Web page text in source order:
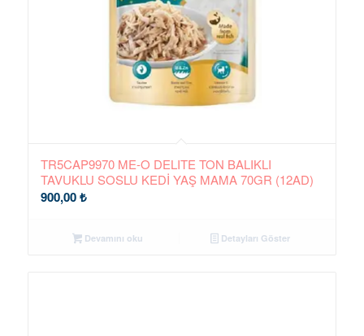
TR5CAP9970 ME-O DELITE TON BALIKLI
TAVUKLU SOSLU KEDİ YAŞ MAMA 70GR (12AD)
900,00₺
Devamını oku Detayları Göster